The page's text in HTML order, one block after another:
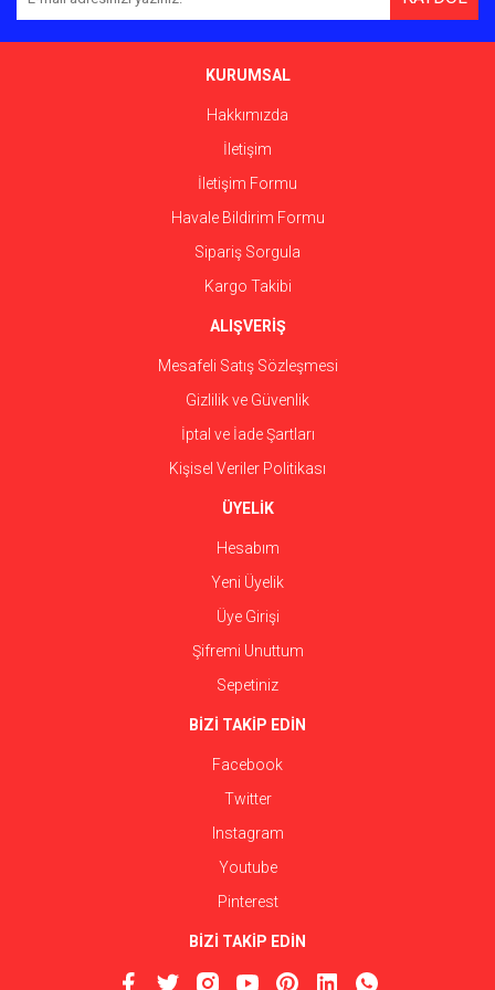
Ürün açıklamasında eksik bilgiler bulunuyor.
Ürün fiyatı diğer sitelerden daha pahalı.
Gönder
KURUMSAL
Hakkımızda
İletişim
İletişim Formu
Havale Bildirim Formu
Sipariş Sorgula
Kargo Takibi
ALIŞVERİŞ
Mesafeli Satış Sözleşmesi
Gizlilik ve Güvenlik
İptal ve İade Şartları
Kişisel Veriler Politikası
ÜYELİK
Hesabım
Yeni Üyelik
Üye Girişi
Şifremi Unuttum
Sepetiniz
BİZİ TAKİP EDİN
Facebook
Twitter
Instagram
Youtube
Pinterest
BİZİ TAKİP EDİN